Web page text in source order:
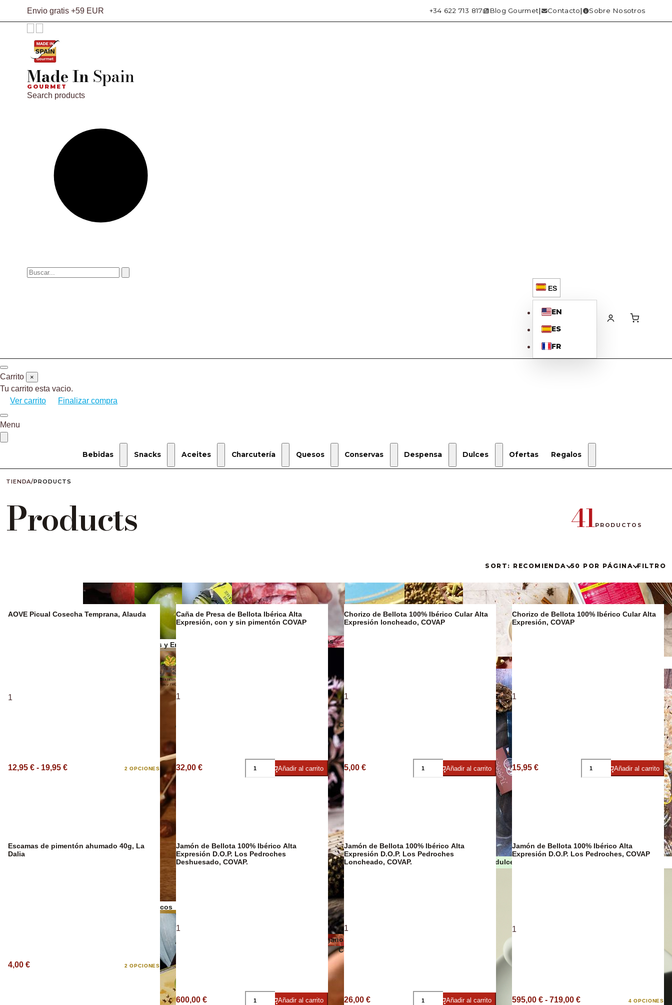
Envio gratis +59 EUR +34 622 713 817 Blog Gourmet Contacto Sobre Nosotros
Made InSpain
GOURMET
Search products
ES
EN
ES
FR
Carrito ×
Tu carrito esta vacio.
Ver carrito
Finalizar compra
Menu
Bebidas Snacks
Aceitunas y Encurtidos
Frutos secos
Aceites
Aceite Aromático
Aceite Ecológico/Vegano
Charcutería
Embutidos y jamón ecológicos
Quesos
Mantequillas
Quesos veganos
Conservas
Caviar
Conservas de carne, patés y foie
Despensa Dulces
Turrones y dulces de Navidad
Ofertas Regalos
Estuches
de regalo
TIENDA/PRODUCTS
Products 41PRODUCTOS
SORT: RECOMIENDA 50 POR PÁGINA FILTRO
AOVE Picual Cosecha Temprana, Alauda
1
12,95 € - 19,95 € 2 OPCIONES
Caña de Presa de Bellota Ibérica Alta
Expresión, con y sin pimentón COVAP
1
32,00 € Añadir al carrito
Chorizo de Bellota 100% Ibérico Cular Alta
Expresión loncheado, COVAP
1
5,00 € Añadir al carrito
Chorizo de Bellota 100% Ibérico Cular Alta
Expresión, COVAP
1
15,95 € Añadir al carrito
Escamas de pimentón ahumado 40g, La
Dalia
4,00 € 2 OPCIONES
Jamón de Bellota 100% Ibérico Alta
Expresión D.O.P. Los Pedroches
Deshuesado, COVAP.
1
600,00 € Añadir al carrito
Jamón de Bellota 100% Ibérico Alta
Expresión D.O.P. Los Pedroches
Loncheado, COVAP.
1
26,00 € Añadir al carrito
Jamón de Bellota 100% Ibérico Alta
Expresión D.O.P. Los Pedroches, COVAP
1
595,00 € - 719,00 € 4 OPCIONES